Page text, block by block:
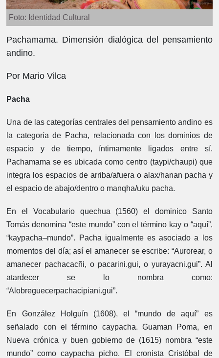
Foto: Identidad Cultural
Pachamama. Dimensión dialógica del pensamiento
andino.
Por Mario Vilca
Pacha
Una de las categorías centrales del pensamiento andino es
la categoría de Pacha, relacionada con los dominios de
espacio y de tiempo, íntimamente ligados entre sí.
Pachamama se es ubicada como centro (taypi/chaupi) que
integra los espacios de arriba/afuera o alax/hanan pacha y
el espacio de abajo/dentro o manqha/uku pacha.
En el Vocabulario quechua (1560) el dominico Santo
Tomás denomina “este mundo” con el término kay o “aquí”,
“kaypacha–mundo”. Pacha igualmente es asociado a los
momentos del día; así el amanecer se escribe: “Aurorear, o
amanecer pachacacñi, o pacarini.gui, o yurayacni.gui”. Al
atardecer se lo nombra como:
“Alobreguecerpachacipiani.gui”.
En González Holguín (1608), el “mundo de aquí” es
señalado con el término caypacha. Guaman Poma, en
Nueva crónica y buen gobierno de (1615) nombra “este
mundo” como caypacha picho. El cronista Cristóbal de